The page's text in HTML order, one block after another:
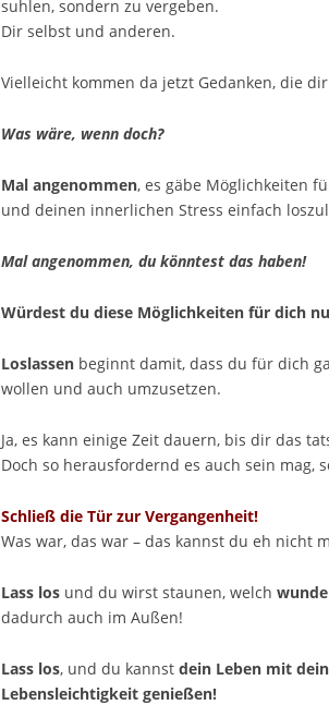
suhlen, sondern zu vergeben.
Dir selbst und anderen.
Vielleicht kommen da jetzt Gedanken, die
Was wäre, wenn doch?
Mal angenommen, es gäbe Möglichkeiten
und deinen innerlichen Stress einfach
Mal angenommen, du könntest das haben!
Würdest du diese Möglichkeiten für dich
Loslassen beginnt damit, dass du für dich
wollen und auch umzusetzen.
Ja, es kann einige Zeit dauern, bis dir das
Doch so herausfordernd es auch sein mag,
Schließ die Tür zur Vergangenheit!
Was war, das war – das kannst du eh nicht
Lass los und du wirst staunen, welch
dadurch auch im Außen!
Lass los, und du kannst dein Leben mit
Lebensleichtigkeit genießen!